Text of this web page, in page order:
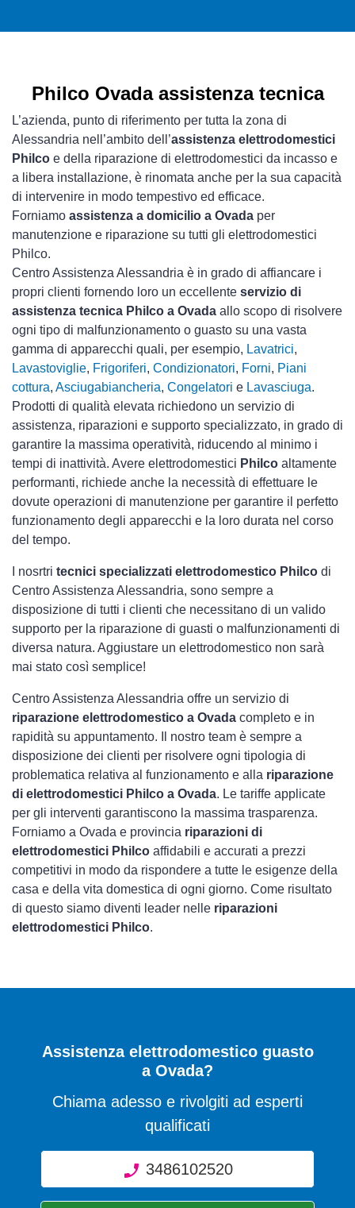
Philco Ovada assistenza tecnica
L’azienda, punto di riferimento per tutta la zona di
Alessandria nell’ambito dell’assistenza elettrodomestici
Philco e della riparazione di elettrodomestici da incasso e
a libera installazione, è rinomata anche per la sua capacità
di intervenire in modo tempestivo ed efficace.
Forniamo assistenza a domicilio a Ovada per
manutenzione e riparazione su tutti gli elettrodomestici
Philco.
Centro Assistenza Alessandria è in grado di affiancare i
propri clienti fornendo loro un eccellente servizio di
assistenza tecnica Philco a Ovada allo scopo di risolvere
ogni tipo di malfunzionamento o guasto su una vasta
gamma di apparecchi quali, per esempio, Lavatrici,
Lavastoviglie, Frigoriferi, Condizionatori, Forni, Piani
cottura, Asciugabiancheria, Congelatori e Lavasciuga.
Prodotti di qualità elevata richiedono un servizio di
assistenza, riparazioni e supporto specializzato, in grado di
garantire la massima operatività, riducendo al minimo i
tempi di inattività. Avere elettrodomestici Philco altamente
performanti, richiede anche la necessità di effettuare le
dovute operazioni di manutenzione per garantire il perfetto
funzionamento degli apparecchi e la loro durata nel corso
del tempo.
I nosrtri tecnici specializzati elettrodomestico Philco di
Centro Assistenza Alessandria, sono sempre a
disposizione di tutti i clienti che necessitano di un valido
supporto per la riparazione di guasti o malfunzionamenti di
diversa natura. Aggiustare un elettrodomestico non sarà
mai stato così semplice!
Centro Assistenza Alessandria offre un servizio di
riparazione elettrodomestico a Ovada completo e in
rapidità su appuntamento. Il nostro team è sempre a
disposizione dei clienti per risolvere ogni tipologia di
problematica relativa al funzionamento e alla riparazione
di elettrodomestici Philco a Ovada. Le tariffe applicate
per gli interventi garantiscono la massima trasparenza.
Forniamo a Ovada e provincia riparazioni di
elettrodomestici Philco affidabili e accurati a prezzi
competitivi in modo da rispondere a tutte le esigenze della
casa e della vita domestica di ogni giorno. Come risultato
di questo siamo diventi leader nelle riparazioni
elettrodomestici Philco.
Assistenza elettrodomestico guasto
a Ovada?
Chiama adesso e rivolgiti ad esperti
qualificati
3486102520